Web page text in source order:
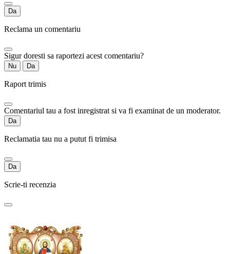
Da
Reclama un comentariu
Sigur doresti sa raportezi acest comentariu?
Nu Da
Raport trimis
Comentariul tau a fost inregistrat si va fi examinat de un moderator.
Da
Reclamatia tau nu a putut fi trimisa
Da
Scrie-ti recenzia